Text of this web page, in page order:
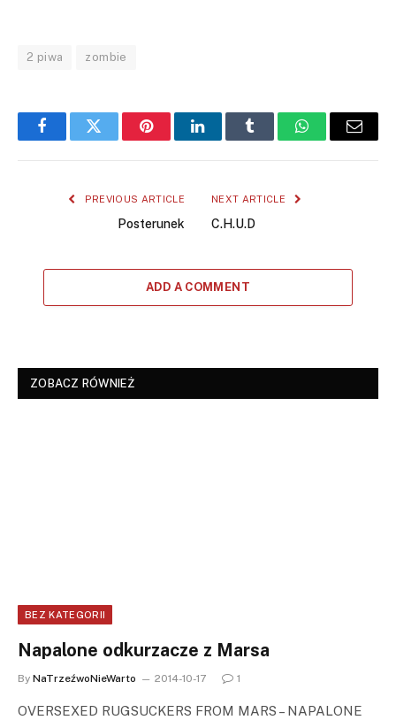
2 piwa zombie
FacebookTwitter PinterestLinkedInTumblr WhatsAppEmail
PREVIOUS ARTICLE
Posterunek
NEXT ARTICLE
C.H.U.D
ADD A COMMENT
ZOBACZ RÓWNIEŻ
BEZ KATEGORII
Napalone odkurzacze z Marsa
By NaTrzeźwoNieWarto 2014-10-17 1
OVERSEXED RUGSUCKERS FROM MARS – NAPALONE